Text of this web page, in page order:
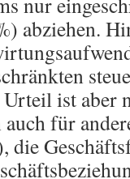
abziehen.
ist aber
für
die